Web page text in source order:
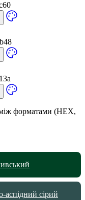
форматами (HEX,
аспідний сірий